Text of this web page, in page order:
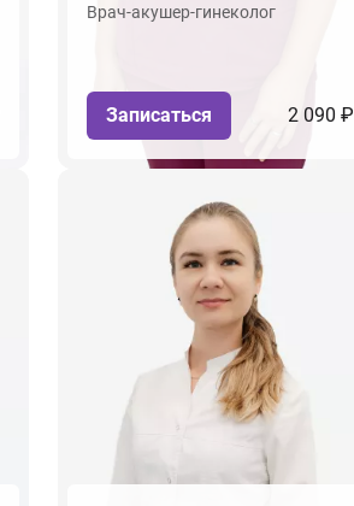
Врач-акушер-гинеколог
Записаться 2 090 ₽